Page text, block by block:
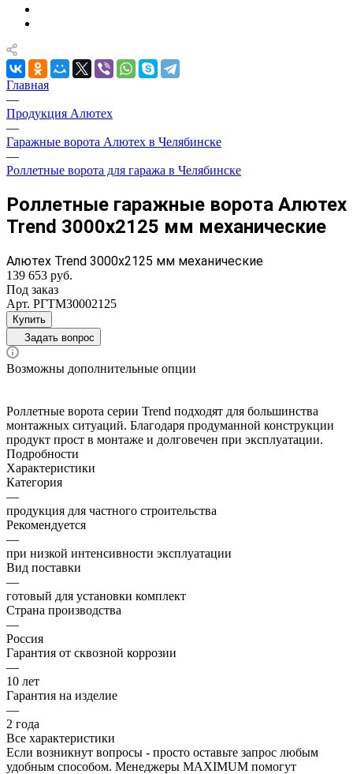
Главная
—
Продукция Алютех
—
Гаражные ворота Алютех в Челябинске
—
Роллетные ворота для гаража в Челябинске
Роллетные гаражные ворота Алютех
Trend 3000x2125 мм механические
Алютех Trend 3000x2125 мм механические
139 653 руб.
Под заказ
Арт. РГТМ30002125
Купить
Задать вопрос
Возможны дополнительные опции
Роллетные ворота серии Trend подходят для большинства
монтажных ситуаций. Благодаря продуманной конструкции
продукт прост в монтаже и долговечен при эксплуатации.
Подробности
Характеристики
Категория
—
продукция для частного строительства
Рекомендуется
—
при низкой интенсивности эксплуатации
Вид поставки
—
готовый для установки комплект
Страна производства
—
Россия
Гарантия от сквозной коррозии
—
10 лет
Гарантия на изделие
—
2 года
Все характеристики
Если возникнут вопросы - просто оставьте запрос любым
удобным способом. Менеджеры MAXIMUM помогут